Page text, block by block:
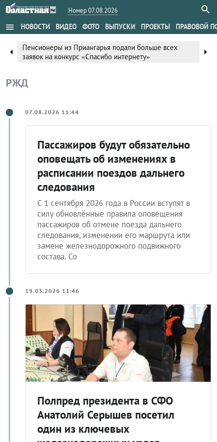
Номер 07.08.2026
menu НОВОСТИ ВИДЕО ФОТО ВЫПУСКИ ПРОЕКТЫ ПРАВОВОЙ
больше всех
arrow_rightarrow_left Шампиньоны из Шелеховского
награды на всероссийском конкурсе
РЖД
07.08.2026 11:44
Пассажиров будут обязательно
оповещать об изменениях в
расписании поездов дальнего
следования
С 1 сентября 2026 года в России вступят в
силу обновлённые правила оповещения
пассажиров об отмене поезда дальнего
следования, изменении его маршрута или
замене железнодорожного подвижного
состава. Со
19.03.2026 11:46
Полпред президента в СФО
Анатолий Серышев посетил
один из ключевых